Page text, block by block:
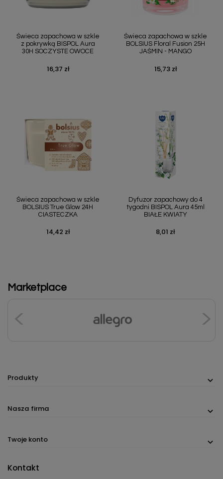
Świeca zapachowa w szkle
z pokrywką BISPOL Aura
30H SOCZYSTE OWOCE
Cena
16,37 zł
Świeca zapachowa w szkle
BOLSIUS Floral Fusion 25H
JAŚMIN - MANGO
Cena
15,73 zł
Świeca zapachowa w szkle
BOLSIUS True Glow 24H
CIASTECZKA
Cena
14,42 zł
Dyfuzor zapachowy do 4
tygodni BISPOL Aura 45ml
BIAŁE KWIATY
Cena
8,01 zł
Marketplace
Produkty
Nasza firma
Twoje konto
Kontakt